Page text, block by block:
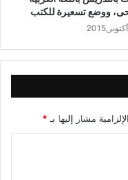
محافظة
الشيخ
حسين
ووضع تسعيرة للكتب
مشار إليها بـ *